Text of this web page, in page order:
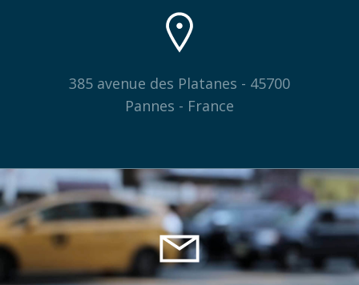
385 avenue des Platanes - 45700
Pannes - France